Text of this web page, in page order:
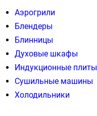
Аэрогрили
Блендеры
Блинницы
Духовые шкафы
Индукционные плиты
Сушильные машины
Холодильники